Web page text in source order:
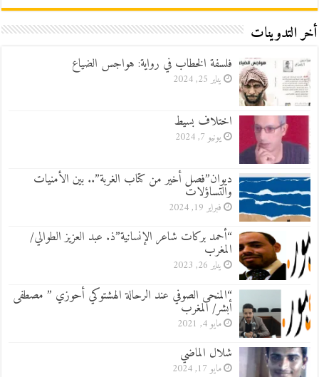
أخر التدوينات
فلسفة الخطاب في رواية: هواجس الضياع
يناير 25, 2024
اختلاف بسيط
يونيو 7, 2024
ديوان”فصل أخير من كتاب الغربة”.. بين الأمنيات
والتساؤلات
فبراير 19, 2024
“أحمد بركات شاعر الإنسانية”ذ. عبد العزيز الطوالي/
المغرب
يناير 26, 2023
“المنحى الصوفي عند الرحالة الهشتوكي أحوزي ” مصطفى
أبشر/ المغرب
مايو 4, 2021
شلال الماضي
مايو 17, 2024